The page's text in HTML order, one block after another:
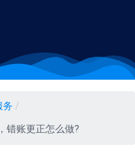
务 /
错账更正怎么做?